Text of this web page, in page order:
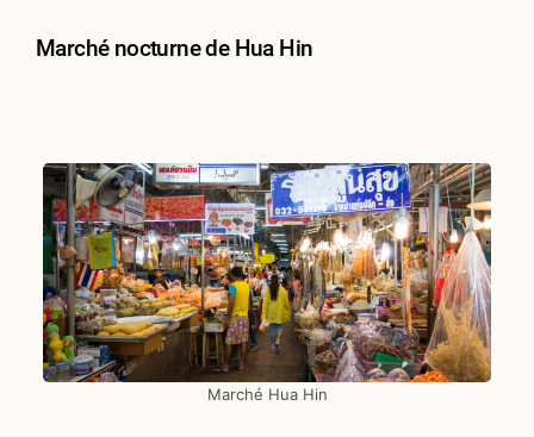
Marché nocturne de Hua Hin
Marché Hua Hin